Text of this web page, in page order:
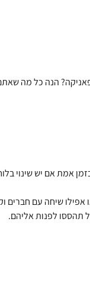
הנה כל מה
אמת אם יש שינוי
שיחה עם חברים
תהססו לפנות אליהם.